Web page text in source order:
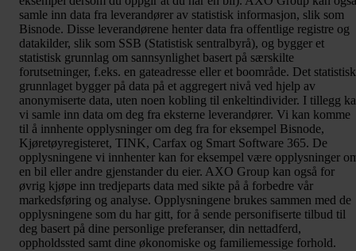
samle inn data fra leverandører av statistisk informasjon, slik som
Bisnode. Disse leverandørene henter data fra offentlige registre og
datakilder, slik som SSB (Statistisk sentralbyrå), og bygger et
statistisk grunnlag om sannsynlighet basert på særskilte
forutsetninger, f.eks. en gateadresse eller et boområde. Det
grunnlaget bygger på data på et aggregert nivå ved hjelp av
anonymiserte data, uten noen kobling til enkeltindivider. I tillegg
vi samle inn data om deg fra eksterne leverandører. Vi kan komme
til å innhente opplysninger om deg fra for eksempel Bisnode,
Kjøretøyregisteret, TINK, Carfax og Smart Software 365. De
opplysningene vi innhenter kan for eksempel være opplysninger
en bil eller andre gjenstander du eier. AXO Group kan også for
øvrig kjøpe inn tredjeparts data med sikte på å forbedre vår
markedsføring og analyse. Opplysningene brukes sammen med de
opplysningene som du har gitt, for å sende personifiserte tilbud til
deg basert på dine personlige preferanser, din nettadferd,
oppholdssted samt dine økonomiske og familiemessige forhold.